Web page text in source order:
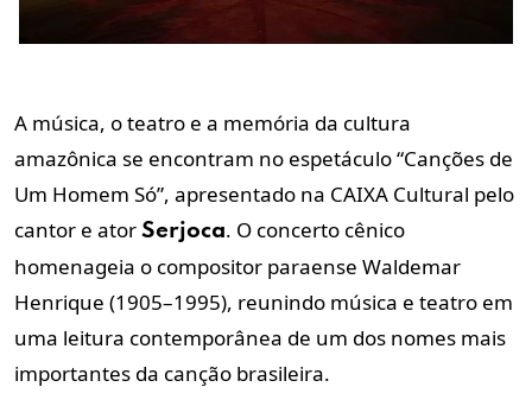
A música, o teatro e a memória da cultura
amazônica se encontram no espetáculo “Canções de
Um Homem Só”, apresentado na CAIXA Cultural pelo
cantor e ator Serjoca. O concerto cênico
homenageia o compositor paraense Waldemar
Henrique (1905–1995), reunindo música e teatro em
uma leitura contemporânea de um dos nomes mais
importantes da canção brasileira.